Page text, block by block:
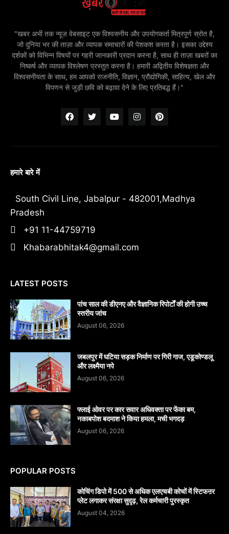
"खबर अभी तक न्यूज़ वेबसाइट एक विश्वसनीय और उपयोगकर्ता मित्रपूर्ण स्रोत है,
जो दुनिया भर की ताज़ा और व्यापक समाचारों की पेशकश करता है। इसका उद्देश्य
दर्शकों को विभिन्न विषयों पर गहरी जानकारी प्रदान करना है, साथ ही ताज़ा खबरों का
निष्कर्ष और व्यापक विश्लेषण प्रस्तुत करना है। हमारी अद्वितीय विशेषज्ञता और
विश्वसनीयता के साथ, हम आपको राजनीति, विज्ञान, प्रौद्योगिकी, साहित्य, खेल और
विपणन से जुड़ी छवि को बढ़ावा देने के लिए प्रतिबद्ध हैं।"
हमारे बारे में
South Civil Line, Jabalpur - 482001,Madhya
Pradesh
+91 11-44759719
Khabarabhitak4@gmail.com
LATEST POSTS
पांच साल की डीएनए और वैज्ञानिक रिपोर्टों की होगी उच्च
स्तरीय जांच
August 06, 2026
जबलपुर में घटिया सड़क निर्माण पर गिरी गाज, एडूकोण्डलू
और लक्ष्मैया नपे
August 06, 2026
फ्लाई ओवर पर कार सवार अधिवक्ता पर फेंका बम,
नकाबपोश बदमाश ने किया हमला, मची भगदड़
August 06, 2026
POPULAR POSTS
कोचिंग डिपो में 500 से अधिक एलएचबी कोचों में स्टिफऩर
प्लेट लगाकर संरक्षा सुदृढ़, रेल कर्मचारी पुरस्कृत
August 04, 2026